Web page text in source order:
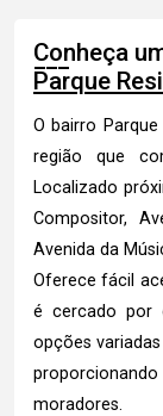
Conheça
Parque
O bairro
região que
Localizado
Compositor,
Avenida da
Oferece fácil
é cercado por
opções
moradores.